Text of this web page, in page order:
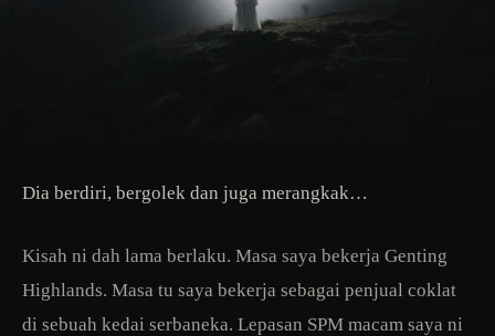
Dia berdiri, bergolek dan juga merangkak…
Kisah ni dah lama berlaku. Masa saya bekerja Genting
Highlands. Masa tu saya bekerja sebagai penjual coklat
di sebuah kedai serbaneka. Lepasan SPM macam saya ni